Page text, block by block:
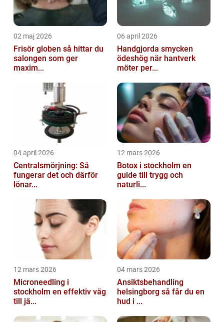
02 maj 2026
Frisör globen så hittar du
salongen som ger
maxim...
06 april 2026
Handgjorda smycken
ödeshög när hantverk
möter per...
04 april 2026
Centralsmörjning: Så
fungerar det och därför
lönar...
12 mars 2026
Botox i stockholm en
guide till trygg och
naturli...
12 mars 2026
Microneedling i
stockholm en effektiv väg
till jä...
04 mars 2026
Ansiktsbehandling
helsingborg så får du en
hud i ...